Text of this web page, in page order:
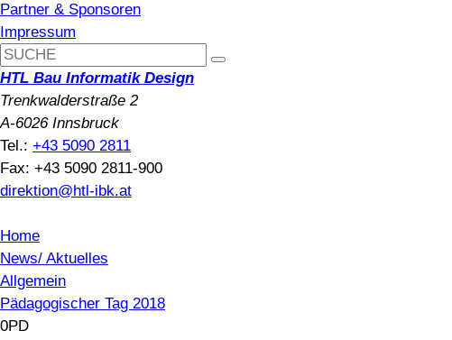
Partner & Sponsoren
Impressum
HTL Bau Informatik Design
Trenkwalderstraße 2
A-6026 Innsbruck
Tel.: +43 5090 2811
Fax: +43 5090 2811-900
direktion@htl-ibk.at
Home
News/ Aktuelles
Allgemein
Pädagogischer Tag 2018
0PD